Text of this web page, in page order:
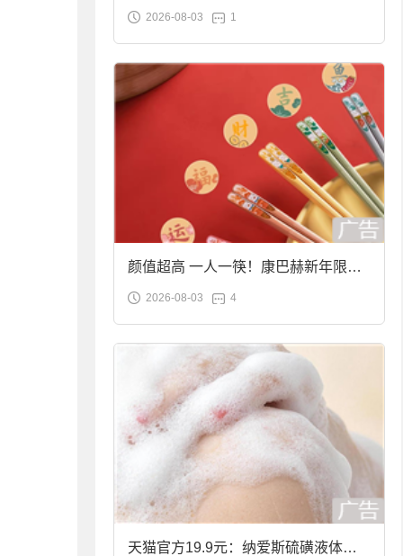
袋装9.9元到手
2026-08-03 1
颜值超高 一人一筷！康巴赫新年限定
合金筷子大促：19.9元
2026-08-03 4
天猫官方19.9元：纳爱斯硫磺液体香